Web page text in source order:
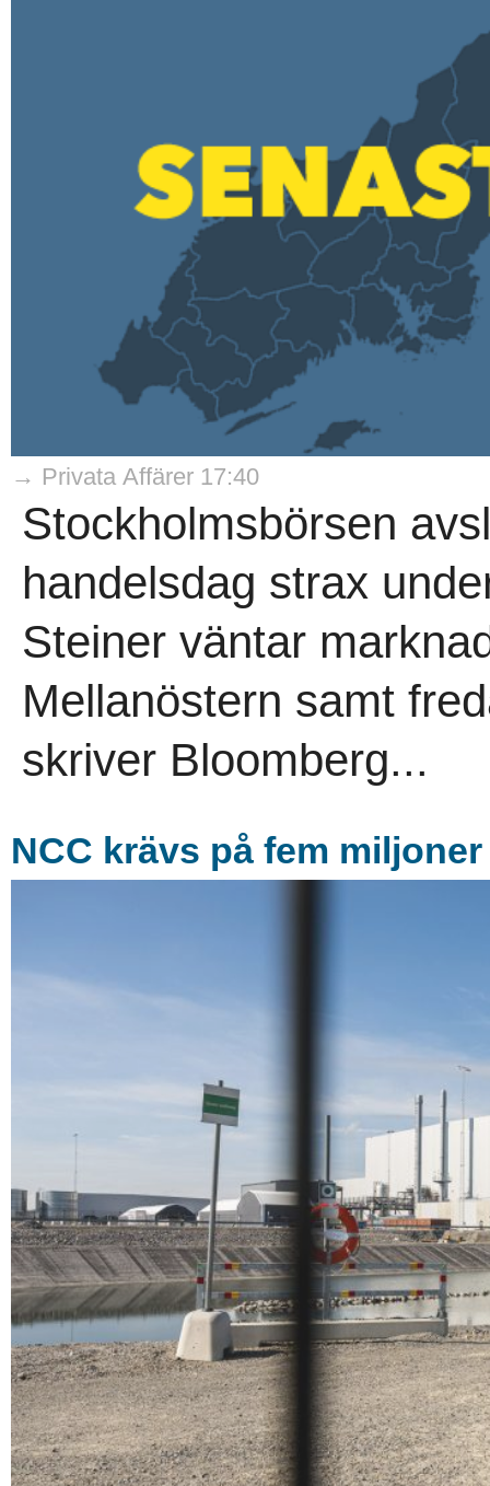
→ Privata Affärer 17:40
Stockholmsbörsen
handelsdag strax
Steiner väntar
Mellanöstern samt
skriver Bloomberg...
NCC krävs på fem